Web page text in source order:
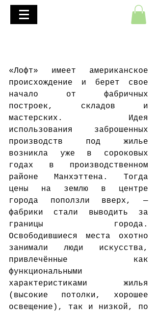
«Лофт» имеет американское
происхождение и берет свое
начало от фабричных
построек, складов и
мастерских. Идея
использования заброшенных
производств под жилье
возникла уже в сороковых
годах в производственном
районе Манхэттена. Тогда
цены на землю в центре
города поползли вверх, —
фабрики стали выводить за
границы города.
Освободившиеся места охотно
занимали люди искусства,
привлечённые как
функциональными
характеристиками жилья
(высокие потолки, хорошее
освещение), так и низкой, по